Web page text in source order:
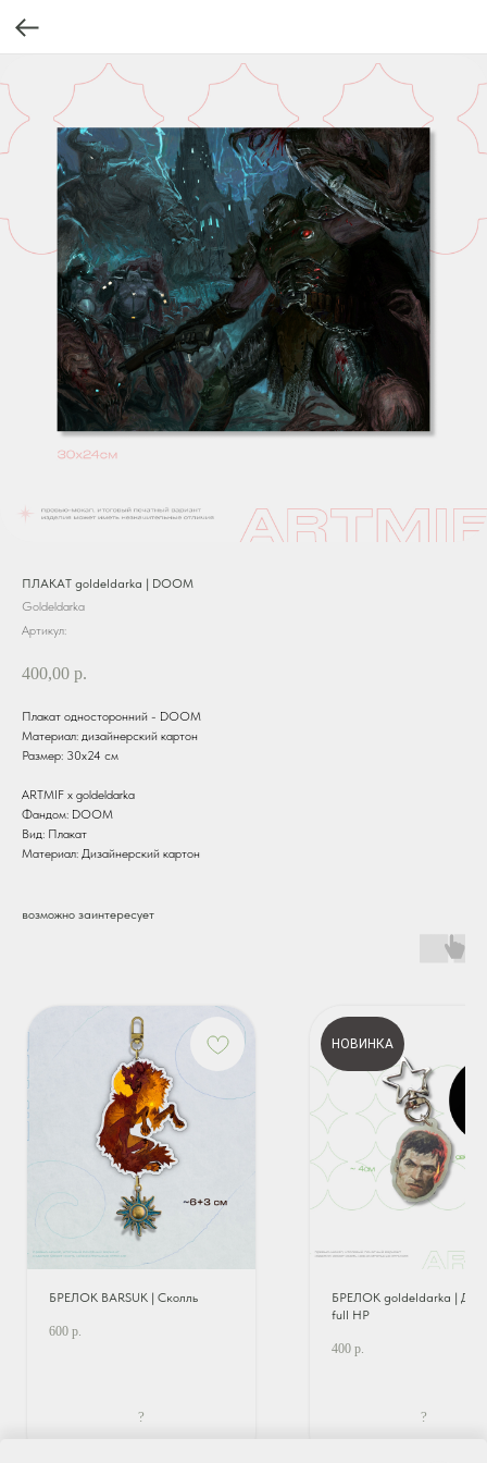
ПЛАКАТ goldeldarka | DOOM
Goldeldarka
Артикул:
400,00 р.
Плакат односторонний - DOOM
Материал: дизайнерский картон
Размер: 30х24 см
ARTMIF x goldeldarka
Фандом: DOOM
Вид: Плакат
Материал: Дизайнерский картон
возможно заинтересует
БРЕЛОК BARSUK | Сколль
600 р.
?
НОВИНКА
БРЕЛОК goldeldarka |
full HP
400 р.
?